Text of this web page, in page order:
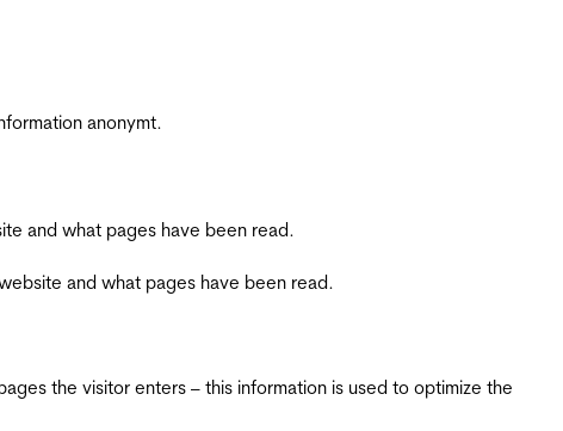
anonymt.
and what pages have been read.
and what pages have been read.
the visitor enters – this information is used to optimize the